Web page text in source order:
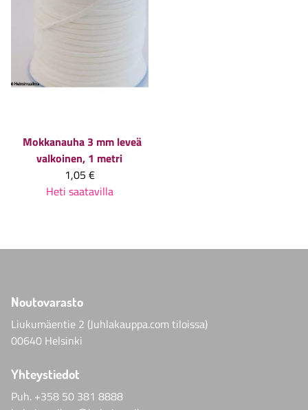
Mokkanauha 3 mm leveä
valkoinen, 1 metri
1,05 €
Heti saatavilla
Noutovarasto
Liukumäentie 2 (Juhlakauppa.com tiloissa)
00640 Helsinki
Yhteystiedot
Puh. +358 50 381 8888